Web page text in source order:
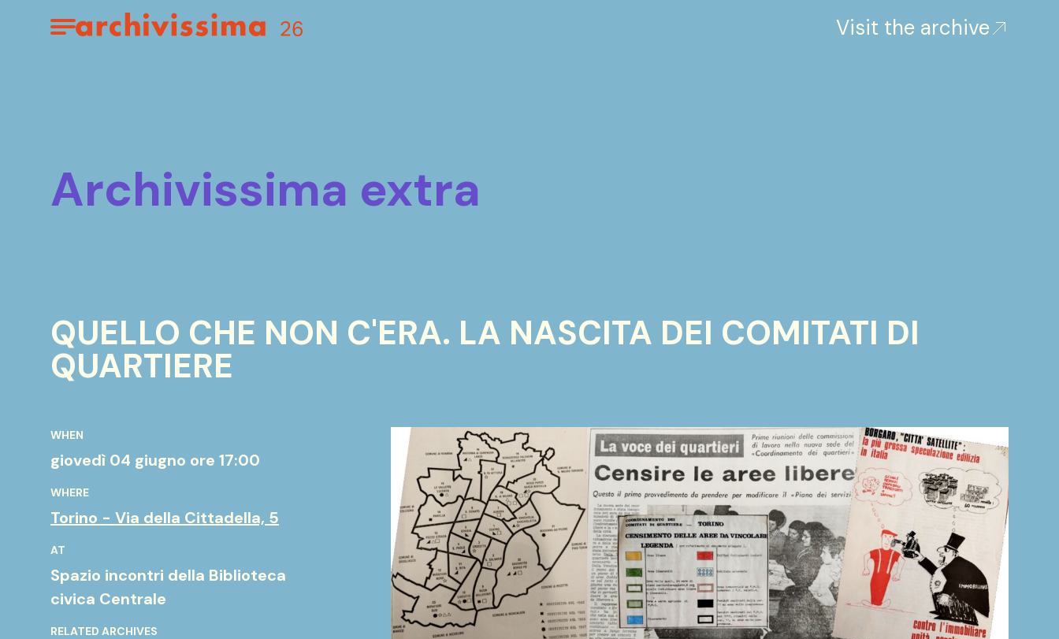
Home page
Apri il menu Visit the archive
archivissima extra
QUELLO CHE NON C'ERA. LA NASCITA DEI COMITATI DI
QUARTIERE
WHEN
giovedì 04 giugno ore 17:00
WHERE
Torino - Via della Cittadella, 5
AT
Spazio incontri della Biblioteca
civica Centrale
RELATED ARCHIVES